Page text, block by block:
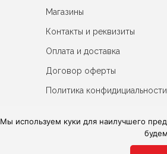
Магазины
Контакты и реквизиты
Оплата и доставка
Договор оферты
Политика конфидициальности
Мы используем куки для наилучшего